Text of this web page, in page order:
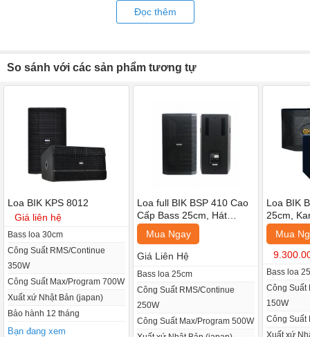
- Độ nhạy 98dB ở mức trở kháng 8 Ohm nên Loa BIK KPS 8012
Đọc thêm
So sánh với các sản phẩm tương tự
Loa BIK KPS 8012
Giá liên hệ
Bass loa 30cm
Công Suất RMS/Continue
350W
Công Suất Max/Program 700W
Xuất xứ Nhật Bản (japan)
Bảo hành 12 tháng
Bạn đang xem
Loa full BIK BSP 410 Cao
Cấp Bass 25cm, Hát
karaoke, sân khấu (King
Karaoke, Giá: 2 chiếc)
Mua Ngay
Giá Liên Hệ
Bass loa 25cm
Công Suất RMS/Continue
250W
Công Suất Max/Program 500W
Loa BIK
25cm,
nhạc
Mua
Bass loa
Công Suất
150W
Công Suất
Xuất xứ